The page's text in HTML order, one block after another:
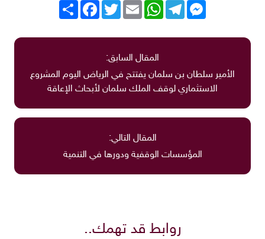
انشر
FacebookTwitterEmail
WhatsAppTelegram
Messenger
المقال السابق:
الأمير سلطان بن سلمان يفتتح في الرياض اليوم المشروع
الاستثماري لوقف الملك سلمان لأبحاث الإعاقة
المقال التالي:
المؤسسات الوقفية ودورها في التنمية
روابط قد تهمك..